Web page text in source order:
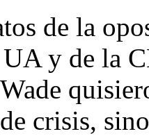
de la
y de la
crisis,